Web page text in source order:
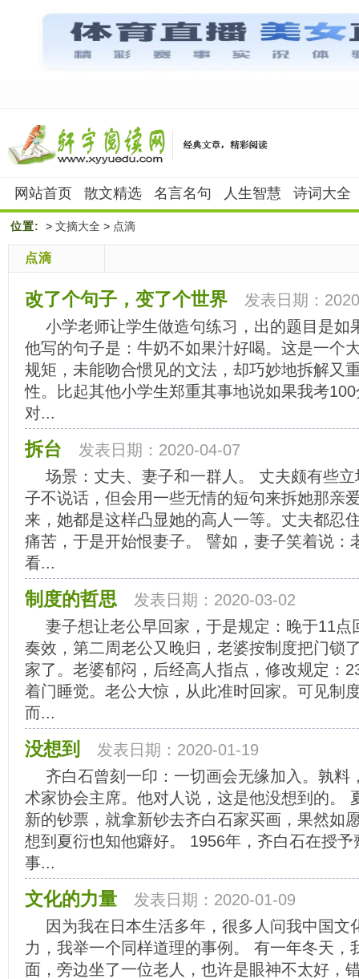
网站首页 散文精选 名言名句 人生智慧 诗词大全
位置: > 文摘大全 > 点滴
点滴
改了个句子，变了个世界
发表日期：
小学老师让学生做造句练习，出的题目是如
他写的句子是：牛奶不如果汁好喝。这是一个
规矩，未能吻合惯见的文法，却巧妙地拆解又
性。比起其他小学生郑重其事地说如果我考
对...
拆台
发表日期：2020-04-07
场景：丈夫、妻子和一群人。 丈夫颇有些
子不说话，但会用一些无情的短句来拆她那亲
来，她都是这样凸显她的高人一等。丈夫都忍
痛苦，于是开始恨妻子。 譬如，妻子笑着说：
看...
制度的哲思
发表日期：2020-03-02
妻子想让老公早回家，于是规定：晚于11点
奏效，第二周老公又晚归，老婆按制度把门锁
家了。老婆郁闷，后经高人指点，修改规定：
着门睡觉。老公大惊，从此准时回家。可见制
而...
没想到
发表日期：2020-01-19
齐白石曾刻一印：一切画会无缘加入。孰料
术家协会主席。他对人说，这是他没想到的。
新的钞票，就拿新钞去齐白石家买画，果然如
想到夏衍也知他癖好。 1956年，齐白石在授
事...
文化的力量
发表日期：2020-01-09
因为我在日本生活多年，很多人问我中国文
力，我举一个同样道理的事例。 有一年冬天，
面，旁边坐了一位老人，也许是眼神不太好，